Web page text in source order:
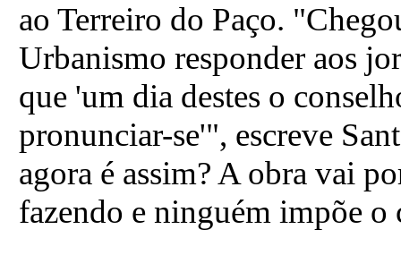
ao Terreiro do Paço.
Urbanismo responder aos
que 'um dia destes o
pronunciar-se'", escreve
agora é assim? A obra vai
fazendo e ninguém impõe